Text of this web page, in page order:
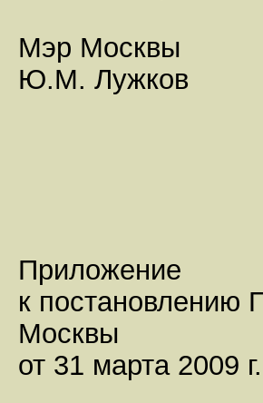
Мэр Москвы
Ю.М. Лужков
Приложение
к постановлению
Москвы
от 31 марта 2009